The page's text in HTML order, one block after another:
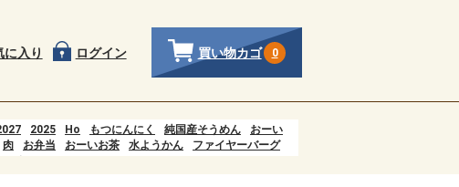
買い物カゴ 0
に入り ログイン
2025 Ho もつにんにく 純国産そうめん
おーい
肉 お弁当 おーいお茶 水ようかん
ファイヤーバーグ